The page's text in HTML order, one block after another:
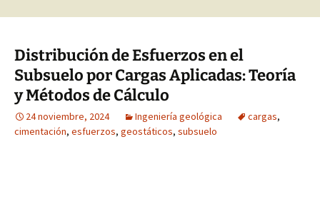
Distribución de Esfuerzos en el
Subsuelo por Cargas Aplicadas: Teoría
y Métodos de Cálculo
24 noviembre, 2024 Ingeniería geológica cargas,
cimentación, esfuerzos, geostáticos, subsuelo